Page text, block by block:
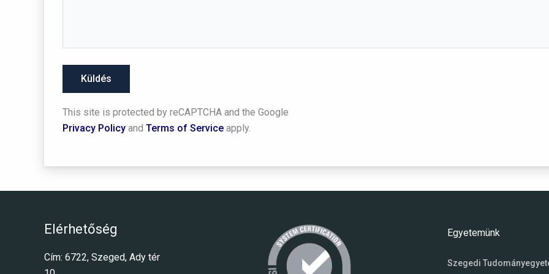
This site is protected by reCAPTCHA and the Google
Privacy Policy and Terms of Service apply.
Elérhetőség
Cím: 6722, Szeged, Ady tér
Egyetemünk
Szegedi